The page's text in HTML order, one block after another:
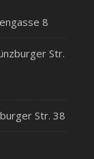
8
Str.
Str. 38